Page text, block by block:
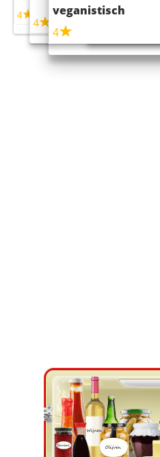
4
4
veganistisch
4
maaltijdsalade
4